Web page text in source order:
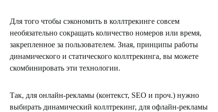
Для того чтобы сэкономить в коллтрекинге совсем
необязательно сокращать количество номеров или время,
закрепленное за пользователем. Зная, принципы работы
динамического и статического коллтрекинга, вы можете
скомбинировать эти технологии.
Так, для онлайн-рекламы (контекст, SEO и проч.) нужно
выбирать динамический коллтрекинг, для офлайн-рекламы